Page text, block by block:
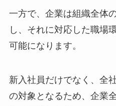
一方で、企業は組織全体
し、それに対応した職場
可能になります。
新入社員だけでなく、全
の対象となるため、企業